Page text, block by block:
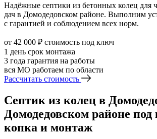
Надёжные септики из бетонных колец для
дач в Домодедовском районе. Выполним
с гарантией и соблюдением всех норм.
от 42 000 ₽ стоимость под ключ
1 день срок монтажа
3 года гарантия на работы
вся МО работаем по области
Рассчитать стоимость
Септик из колец в
Домодедовском районе
копка и монтаж